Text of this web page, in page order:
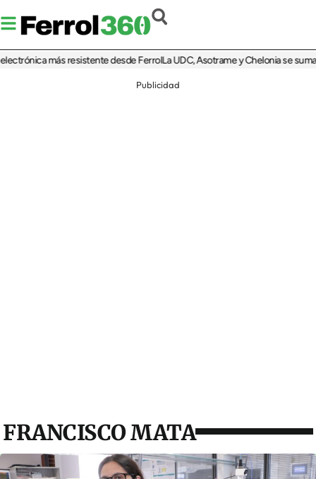
más resistente desde FerrolLa UDC, Asotrame y Chelonia se suman al
Publicidad
FRANCISCO MATA